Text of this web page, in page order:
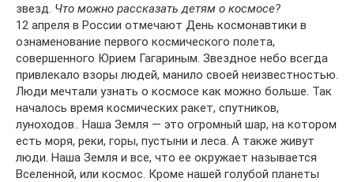
звезд. Что можно рассказать детям о космосе?
12 апреля в России отмечают День космонавтики в
ознаменование первого космического полета,
совершенного Юрием Гагариным. Звездное небо всегда
привлекало взоры людей, манило своей неизвестностью.
Люди мечтали узнать о космосе как можно больше. Так
началось время космических ракет, спутников,
луноходов.. Наша Земля — это огромный шар, на котором
есть моря, реки, горы, пустыни и леса. А также живут
люди. Наша Земля и все, что ее окружает называется
Вселенной, или космос. Кроме нашей голубой планеты